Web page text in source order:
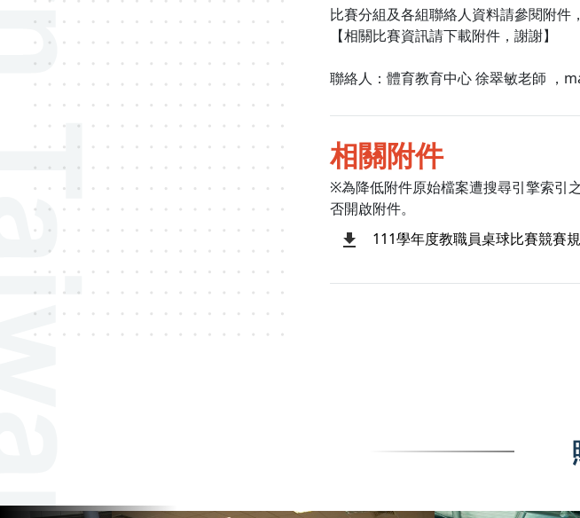
比賽分組及各組聯絡人資料請參閱附
【相關比賽資訊請下載附件，謝謝】
聯絡人：體育教育中心 徐翠敏老師 ，
相關附件
※為降低附件原始檔案遭搜尋引擎索引
否開啟附件。
111學年度教職員桌球比賽競賽